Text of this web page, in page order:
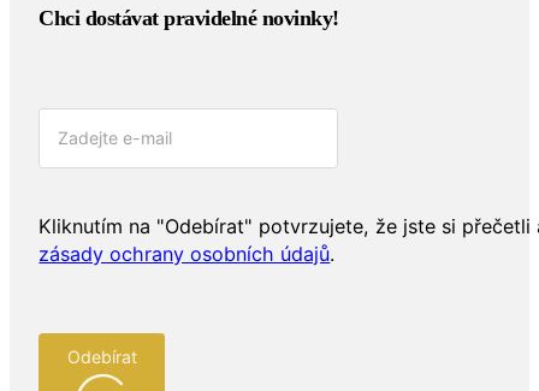
Chci dostávat pravidelné novinky!​
Kliknutím na "Odebírat" potvrzujete, že jste si přečetli
zásady ochrany osobních údajů.
Odebírat